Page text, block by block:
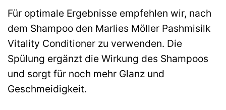
Für optimale Ergebnisse empfehlen wir, nach
dem Shampoo den Marlies Möller Pashmisilk
Vitality Conditioner zu verwenden. Die
Spülung ergänzt die Wirkung des Shampoos
und sorgt für noch mehr Glanz und
Geschmeidigkeit.